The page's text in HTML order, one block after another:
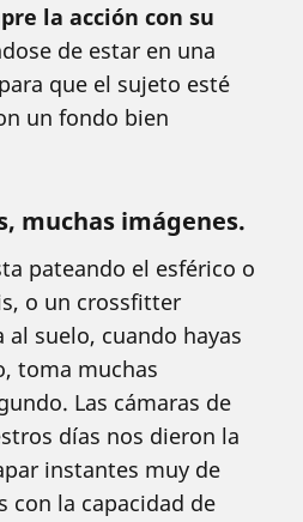
la acción con su
de estar en una
que el sujeto esté
un fondo bien
muchas imágenes.
pateando el esférico o
o un crossfitter
al suelo, cuando hayas
toma muchas
Las cámaras de
días nos dieron la
instantes muy de
con la capacidad de